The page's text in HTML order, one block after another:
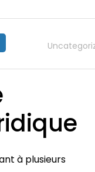
à plusieurs